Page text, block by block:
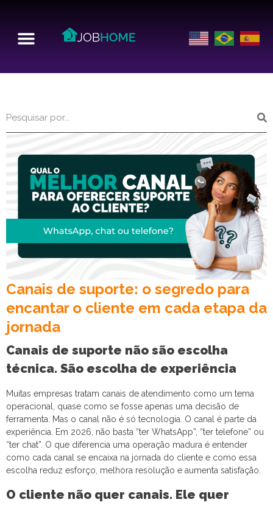
Canais de suporte: o segredo para
encantar o cliente em cada etapa da
jornada
Canais de suporte não são escolha
técnica. São escolha de experiência
Muitas empresas tratam canais de atendimento como um tema
operacional, quase como se fosse apenas uma decisão de
ferramenta. Mas o canal não é só tecnologia. O canal é parte da
experiência. Em 2026, não basta “ter WhatsApp”, “ter telefone” ou
“ter chat”. O que diferencia uma operação madura é entender
como cada canal se encaixa na jornada do cliente e como essa
escolha reduz esforço, melhora resolução e aumenta satisfação.
O cliente não quer canais. Ele quer